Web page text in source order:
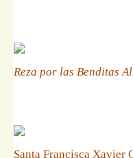
Reza por las Benditas
Santa Francisca Xavier